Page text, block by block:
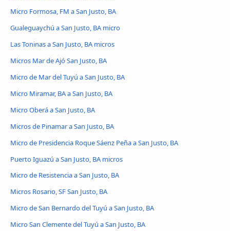
Micro Formosa, FM a San Justo, BA
Gualeguaychú a San Justo, BA micro
Las Toninas a San Justo, BA micros
Micros Mar de Ajó San Justo, BA
Micro de Mar del Tuyú a San Justo, BA
Micro Miramar, BA a San Justo, BA
Micro Oberá a San Justo, BA
Micros de Pinamar a San Justo, BA
Micro de Presidencia Roque Sáenz Peña a San Justo, BA
Puerto Iguazú a San Justo, BA micros
Micro de Resistencia a San Justo, BA
Micros Rosario, SF San Justo, BA
Micro de San Bernardo del Tuyú a San Justo, BA
Micro San Clemente del Tuyú a San Justo, BA